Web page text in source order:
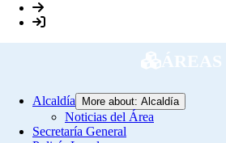
ÁREAS
Alcaldía More about: Alcaldía
Noticias del Área
Secretaría General